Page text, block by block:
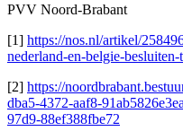
PVV Noord-Brabant
[1] https://nos.nl/artikel/
nederland-en-belgie-
[2] https://
dba5-4372-aaf8-
97d9-88ef388fbe72